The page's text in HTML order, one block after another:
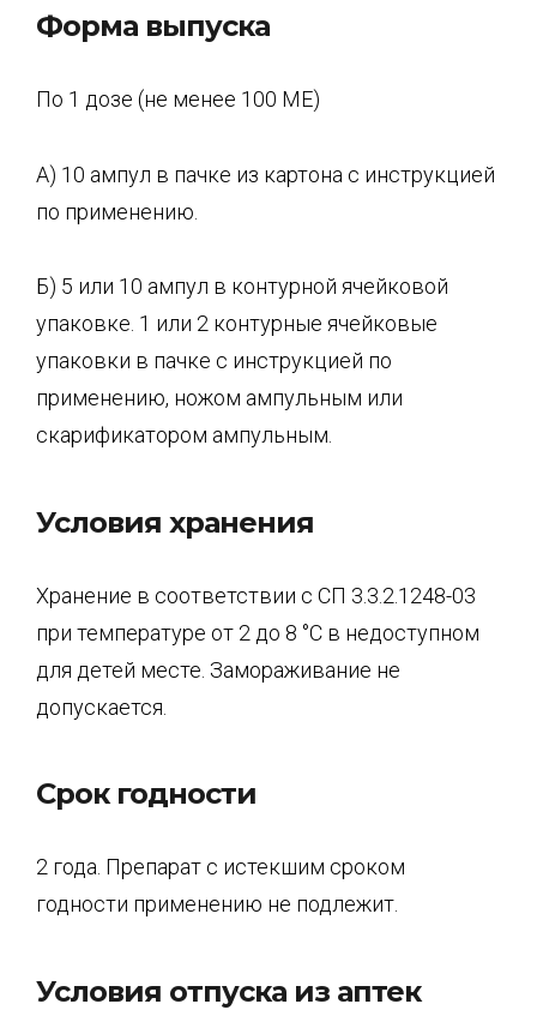
Форма выпуска
По 1 дозе (не менее 100 ME)
А) 10 ампул в пачке из картона с инструкцией
по применению.
Б) 5 или 10 ампул в контурной ячейковой
упаковке. 1 или 2 контурные ячейковые
упаковки в пачке с инструкцией по
применению, ножом ампульным или
скарификатором ампульным.
Условия хранения
Хранение в соответствии с СП 3.3.2.1248-03
при температуре от 2 до 8 °С в недоступном
для детей месте. Замораживание не
допускается.
Срок годности
2 года. Препарат с истекшим сроком
годности применению не подлежит.
Условия отпуска из аптек